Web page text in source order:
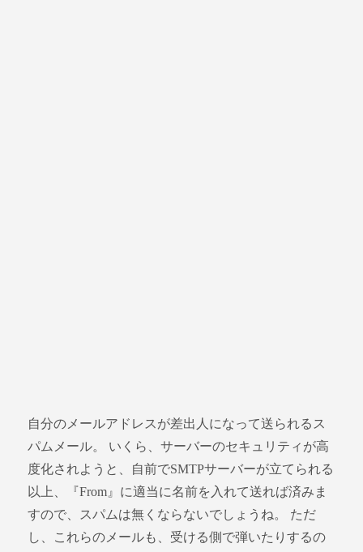
自分のメールアドレスが差出人になって送られるス
パムメール。 いくら、サーバーのセキュリティが高
度化されようと、自前でSMTPサーバーが立てられる
以上、『From』に適当に名前を入れて送れば済みま
すので、スパムは無くならないでしょうね。 ただ
し、これらのメールも、受ける側で弾いたりするの